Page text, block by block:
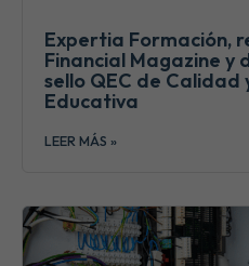
Expertia Formación,
Financial Magazine y
sello QEC de Calidad
Educativa
LEER MÁS »